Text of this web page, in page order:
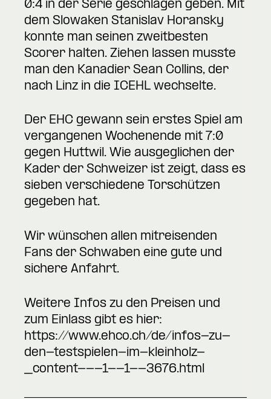
0:4 in der Serie geschlagen geben. Mit
dem Slowaken Stanislav Horansky
konnte man seinen zweitbesten
Scorer halten. Ziehen lassen musste
man den Kanadier Sean Collins, der
nach Linz in die ICEHL wechselte.
Der EHC gewann sein erstes Spiel am
vergangenen Wochenende mit 7:0
gegen Huttwil. Wie ausgeglichen der
Kader der Schweizer ist zeigt, dass es
sieben verschiedene Torschützen
gegeben hat.
Wir wünschen allen mitreisenden
Fans der Schwaben eine gute und
sichere Anfahrt.
Weitere Infos zu den Preisen und
zum Einlass gibt es hier:
https://www.ehco.ch/de/infos-zu-
den-testspielen-im-kleinholz-
_content---1--1--3676.html